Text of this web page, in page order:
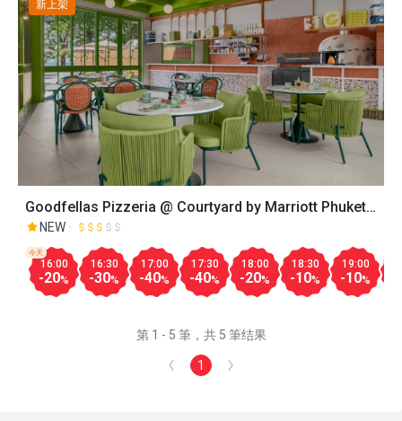
Goodfellas Pizzeria @ Courtyard by Marriott Phuket
Patong Beach Resort
NEW
16:00
-20%
今天
16:30
-30%
17:00
-40%
17:30
-40%
18:00
-20%
18:30
-10%
19:00
-10%
新上架
第 1 - 5 筆，共 5 筆结果
1